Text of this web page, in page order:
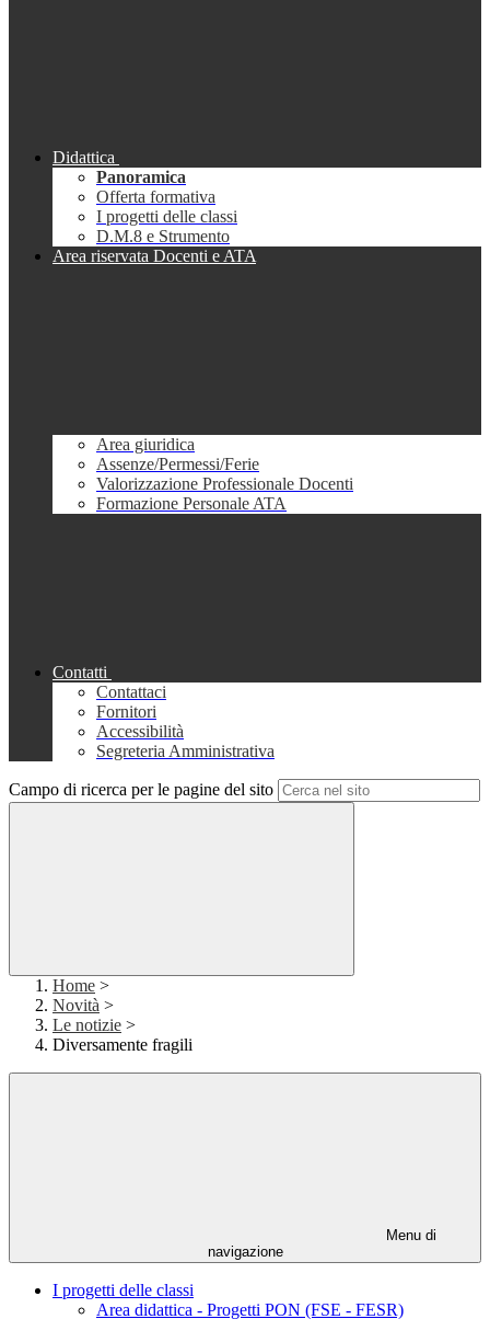
Didattica
Panoramica
Offerta formativa
I progetti delle classi
D.M.8 e Strumento
Area riservata Docenti e ATA
Area giuridica
Assenze/Permessi/Ferie
Valorizzazione Professionale Docenti
Formazione Personale ATA
Contatti
Contattaci
Fornitori
Accessibilità
Segreteria Amministrativa
Campo di ricerca per le pagine del sito
Home >
Novità >
Le notizie >
Diversamente fragili
Menu di
navigazione
I progetti delle classi
Area didattica - Progetti PON (FSE - FESR)